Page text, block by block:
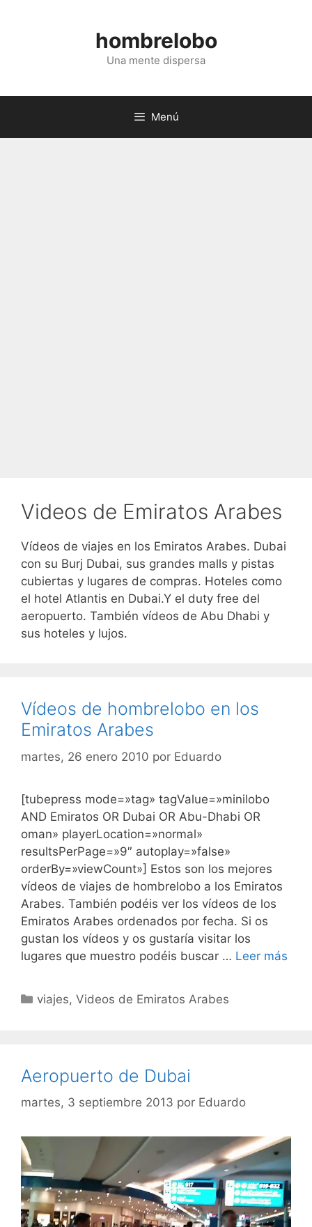
hombrelobo
Una mente dispersa
Menú
Videos de Emiratos Arabes
Vídeos de viajes en los Emiratos Arabes. Dubai
con su Burj Dubai, sus grandes malls y pistas
cubiertas y lugares de compras. Hoteles como
el hotel Atlantis en Dubai.Y el duty free del
aeropuerto. También vídeos de Abu Dhabi y
sus hoteles y lujos.
Vídeos de hombrelobo en los
Emiratos Arabes
martes, 26 enero 2010 por Eduardo
[tubepress mode=»tag» tagValue=»minilobo
AND Emiratos OR Dubai OR Abu-Dhabi OR
oman» playerLocation=»normal»
resultsPerPage=»9″ autoplay=»false»
orderBy=»viewCount»] Estos son los mejores
vídeos de viajes de hombrelobo a los Emiratos
Arabes. También podéis ver los vídeos de los
Emiratos Arabes ordenados por fecha. Si os
gustan los vídeos y os gustaría visitar los
lugares que muestro podéis buscar … Leer más
Categorías
viajes,Videos de Emiratos Arabes
Aeropuerto de Dubai
martes, 3 septiembre 2013 por Eduardo